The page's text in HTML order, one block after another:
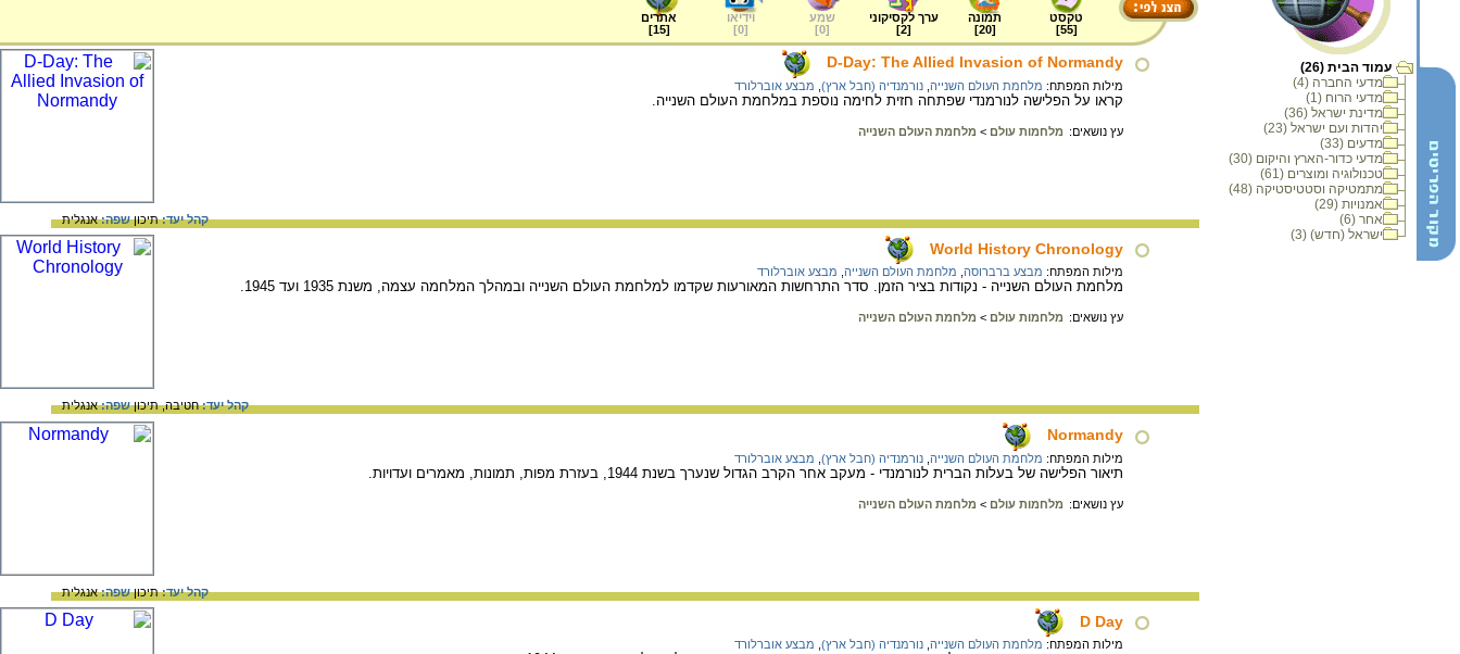
עמוד הבית (26)
מדעי החברה (4)
מדעי הרוח (1)
מדינת ישראל (36)
יהדות ועם ישראל (23)
מדעים (33)
מדעי כדור-הארץ והיקום (30)
טכנולוגיה ומוצרים (61)
מתמטיקה וסטטיסטיקה (48)
אמנויות (29)
אחר (6)
ישראל (חדש) (3)
טקסט
[
55
]
תמונה
[
20
]
ערך לקסיקוני
[
2
]
שמע
[
0
]
וידיאו
[
0
]
אתרים
[
15
]
D-Day: The Allied Invasion of Normandy
מילות המפתח: מלחמת העולם השנייה נורמנדיה (חבל ארץ) מבצע אוברלורד
קראו על הפלישה לנורמנדי שפתחה חזית לחימה נוספת במלחמת העולם השנייה.
עץ נושאים: מלחמות עולם > מלחמת העולם השנייה
קהל יעד:תיכוןשפה:אנגלית
World History Chronology
מילות המפתח: מבצע ברברוסה מלחמת העולם השנייה מבצע אוברלורד
מלחמת העולם השנייה - נקודות בציר הזמן. סדר התרחשות המאורעות שקדמו למלחמת העולם השנייה ובמהלך המלחמה עצמה, משנת 1935 ועד 1945.
עץ נושאים: מלחמות עולם > מלחמת העולם השנייה
קהל יעד:חטיבה,תיכוןשפה:אנגלית
Normandy
מילות המפתח: מלחמת העולם השנייה נורמנדיה (חבל ארץ) מבצע אוברלורד
תיאור הפלישה של בעלות הברית לנורמנדי - מעקב אחר הקרב הגדול שנערך בשנת 1944, בעזרת מפות, תמונות, מאמרים ועדויות.
עץ נושאים: מלחמות עולם > מלחמת העולם השנייה
קהל יעד:תיכוןשפה:אנגלית
D Day
מילות המפתח: מלחמת העולם השנייה נורמנדיה (חבל ארץ) מבצע אוברלורד